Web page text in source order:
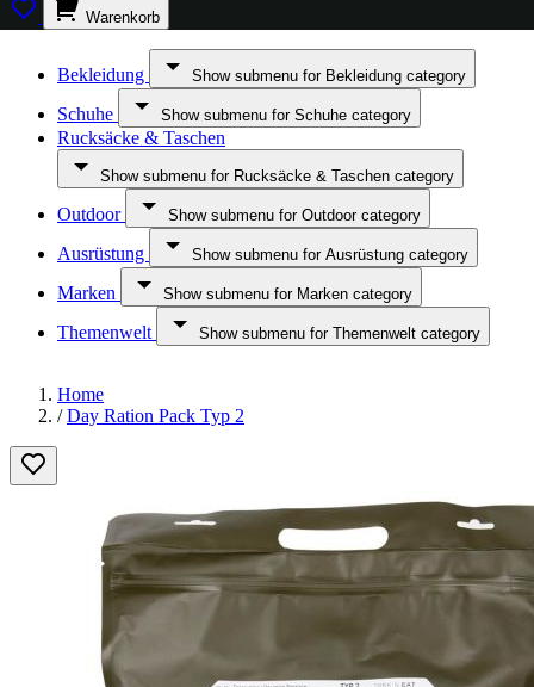
Warenkorb
Bekleidung Show submenu for Bekleidung category
Schuhe Show submenu for Schuhe category
Rucksäcke & Taschen
Show submenu for Rucksäcke & Taschen category
Outdoor Show submenu for Outdoor category
Ausrüstung Show submenu for Ausrüstung category
Marken Show submenu for Marken category
Themenwelt Show submenu for Themenwelt category
Home
/ Day Ration Pack Typ 2